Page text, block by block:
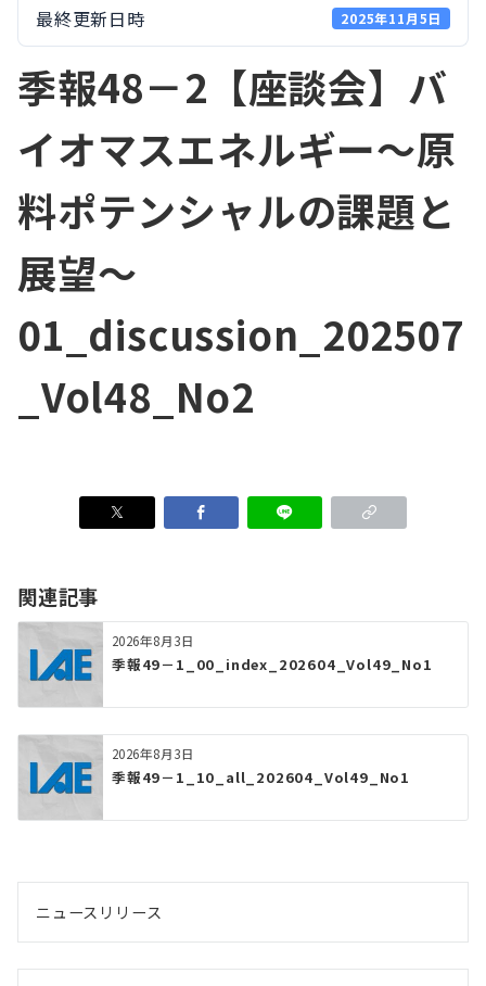
最終更新日時 2025年11月5日
季報48－2【座談会】バ
イオマスエネルギー～原
料ポテンシャルの課題と
展望〜
01_discussion_202507
_Vol48_No2
関連記事
2026年8月3日
季報49－1_00_index_202604_Vol49_No1
2026年8月3日
季報49－1_10_all_202604_Vol49_No1
ニュースリリース